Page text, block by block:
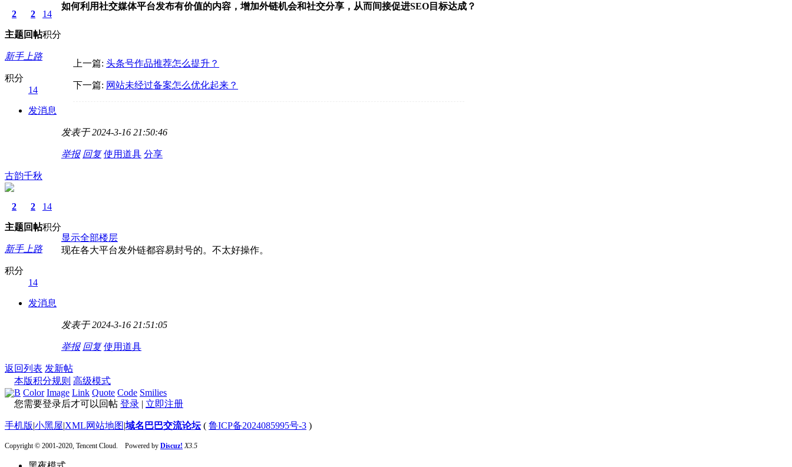
2
主题
2
回帖
14
积分
新手上路
积分
14
发消息
如何利用社交媒体平台发布有价值的内容，增加外链机会和社交分享，从而间接促进SEO目标达成？
上一篇: 头条号作品推荐怎么提升？
下一篇: 网站未经过备案怎么优化起来？
发表于 2024-3-16 21:50:46
举报 回复 使用道具 分享
古韵千秋
2
主题
2
回帖
14
积分
新手上路
积分
14
发消息
显示全部楼层
现在各大平台发外链都容易封号的。不太好操作。
发表于 2024-3-16 21:51:05
举报 回复 使用道具
返回列表 发新帖
本版积分规则 高级模式
B Color Image Link Quote Code Smilies
您需要登录后才可以回帖 登录 | 立即注册
手机版|小黑屋|XML网站地图|域名巴巴交流论坛( 鲁ICP备2024085995号-3 )
Copyright © 2001-2020, Tencent Cloud. Powered by Discuz! X3.5